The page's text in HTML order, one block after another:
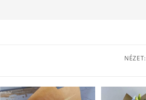
NÉZET: